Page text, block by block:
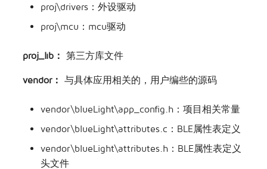
proj\drivers：外设驱动
proj\mcu：mcu驱动
proj_lib： 第三方库文件
vendor： 与具体应用相关的，用户编些的源码
vendor\blueLight\app_config.h：项目相关常量
vendor\blueLight\attributes.c：BLE属性表定义
vendor\blueLight\attributes.h：BLE属性表定义
头文件